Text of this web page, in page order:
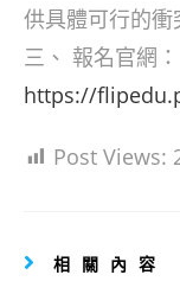
供具體可行的衝
三、 報名官網：
https://
Post Views:
相關內容